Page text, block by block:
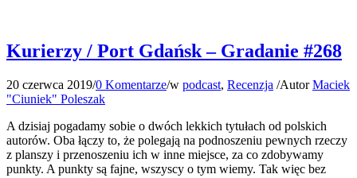
Kurierzy / Port Gdańsk – Gradanie #268
20 czerwca 2019/0 Komentarze/w podcast, Recenzja /AutorMaciek
"Ciuniek" Poleszak
A dzisiaj pogadamy sobie o dwóch lekkich tytułach od polskich
autorów. Oba łączy to, że polegają na podnoszeniu pewnych rzeczy
z planszy i przenoszeniu ich w inne miejsce, za co zdobywamy
punkty. A punkty są fajne, wszyscy o tym wiemy. Tak więc bez